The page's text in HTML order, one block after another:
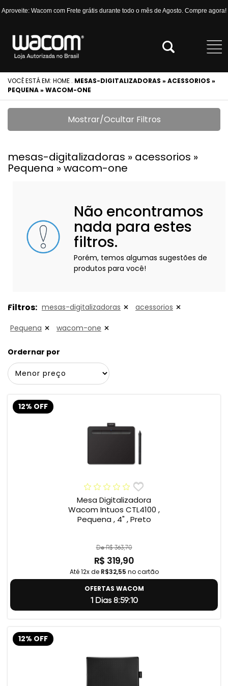
Aproveite: Wacom com Frete grátis durante todo o mês de Agosto. Compre agora!
VOCÊ ESTÁ EM: HOME . MESAS-DIGITALIZADORAS » ACESSORIOS »
PEQUENA » WACOM-ONE
Mostrar/Ocultar Filtros
mesas-digitalizadoras » acessorios »
Pequena » wacom-one
Não encontramos
nada para estes
filtros.
Porém, temos algumas sugestões de
produtos para você!
Filtros: mesas-digitalizadoras acessorios
Pequena wacom-one
Ordernar por
12% OFF
Mesa Digitalizadora
Wacom Intuos CTL4100 ,
Pequena , 4" , Preto
De R$ 363,70
R$ 319,90
Até 12x de R$32,55 no cartão
OFERTAS WACOM
1 Dias 8:59:9
12% OFF